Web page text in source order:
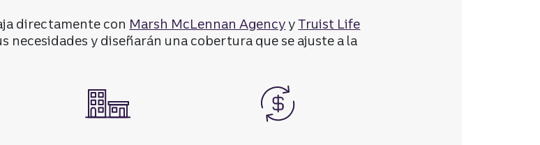
directamente con Marsh McLennan AgencyyTruist Life
necesidades y diseñarán una cobertura que se ajuste a la